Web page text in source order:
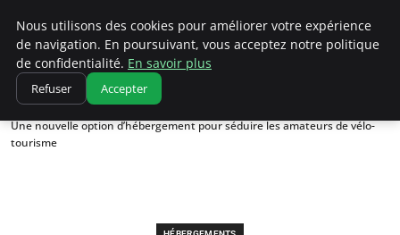
Correze Co
Accueil
Hébergements
Une nouvelle option d’hébergement pour séduire les amateurs de vélo-
tourisme
Nous utilisons des cookies pour améliorer votre expérience
de navigation. En poursuivant, vous acceptez notre politique
de confidentialité. En savoir plus
Refuser Accepter